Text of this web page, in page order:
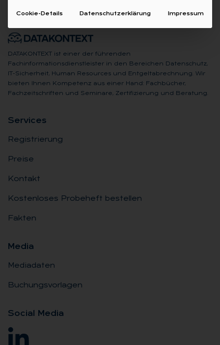
DATAKONTEXT ist einer der führenden
Fachinformationsdienstleister in den Bereichen Datenschutz,
IT-Sicherheit, Human Resources und Entgeltabrechnung. Wir
bieten Ihnen Kompetenz aus einer Hand: Fachbücher,
Fachzeitschriften und Seminare, Zertifizierung und Beratung.
Ser­vices
Registrierung
Preise
Kontakt
Kostenloses Probeheft bestellen
Fakten
Me­dia
Mediadaten
Buchungsvorlagen
So­ci­al Me­dia
Cookie-Details Datenschutzerklärung Impressum